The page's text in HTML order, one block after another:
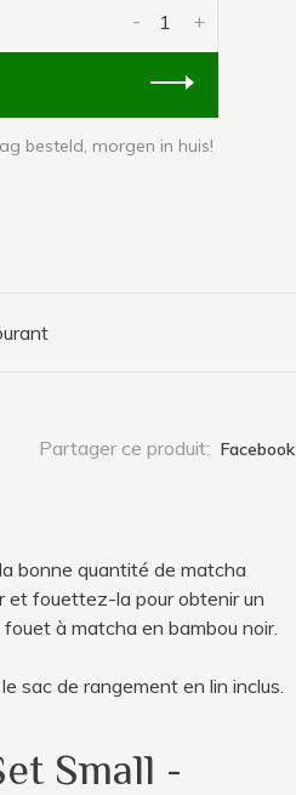
+
-
besteld, morgen in huis!
Partager ce produit: Facebook
bonne quantité de matcha
et fouettez-la pour obtenir un
à matcha en bambou noir.
sac de rangement en lin inclus.
Small -